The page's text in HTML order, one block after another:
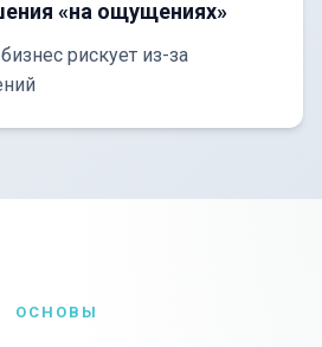
«на ощущениях»
рискует из-за
ОСНОВЫ